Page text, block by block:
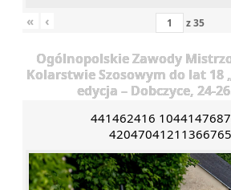
« ‹ z35
Ogólnopolskie Zawody
Kolarstwie Szosowym do lat 18
edycja – Dobczyce, 24-
441462416